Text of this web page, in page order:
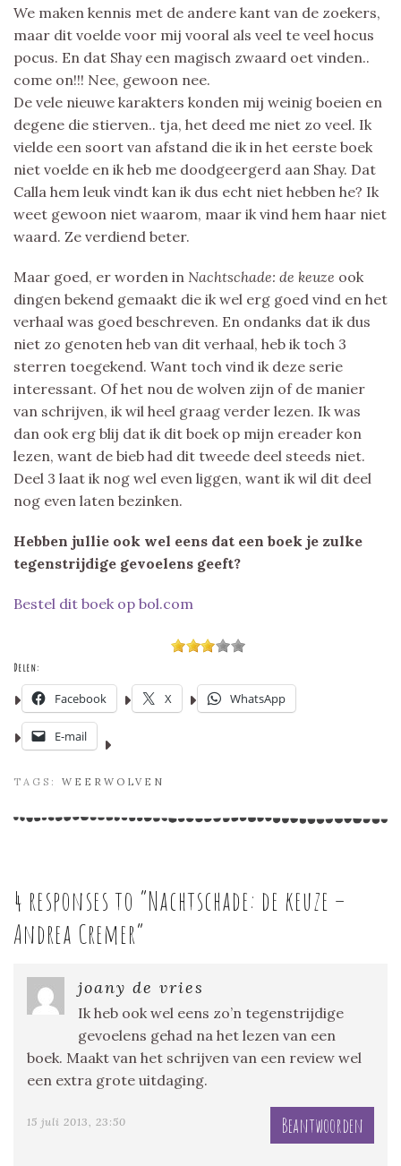
We maken kennis met de andere kant van de zoekers,
maar dit voelde voor mij vooral als veel te veel hocus
pocus. En dat Shay een magisch zwaard oet vinden..
come on!!! Nee, gewoon nee.
De vele nieuwe karakters konden mij weinig boeien en
degene die stierven.. tja, het deed me niet zo veel. Ik
vielde een soort van afstand die ik in het eerste boek
niet voelde en ik heb me doodgeergerd aan Shay. Dat
Calla hem leuk vindt kan ik dus echt niet hebben he? Ik
weet gewoon niet waarom, maar ik vind hem haar niet
waard. Ze verdiend beter.
Maar goed, er worden in Nachtschade: de keuze ook
dingen bekend gemaakt die ik wel erg goed vind en het
verhaal was goed beschreven. En ondanks dat ik dus
niet zo genoten heb van dit verhaal, heb ik toch 3
sterren toegekend. Want toch vind ik deze serie
interessant. Of het nou de wolven zijn of de manier
van schrijven, ik wil heel graag verder lezen. Ik was
dan ook erg blij dat ik dit boek op mijn ereader kon
lezen, want de bieb had dit tweede deel steeds niet.
Deel 3 laat ik nog wel even liggen, want ik wil dit deel
nog even laten bezinken.
Hebben jullie ook wel eens dat een boek je zulke
tegenstrijdige gevoelens geeft?
Bestel dit boek op bol.com
Delen:
Facebook X WhatsApp
E-mail
TAGS: WEERWOLVEN
4 responses to “Nachtschade: de keuze –
Andrea Cremer”
joany de vries
Ik heb ook wel eens zo’n tegenstrijdige
gevoelens gehad na het lezen van een
boek. Maakt van het schrijven van een review wel
een extra grote uitdaging.
15 juli 2013, 23:50 Beantwoorden